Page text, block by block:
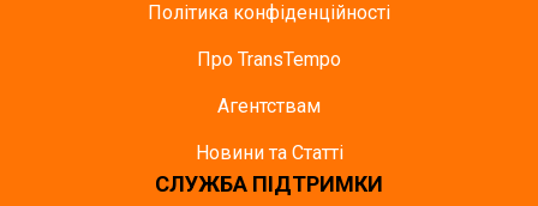
Політика конфіденційності
Про TransTempo
Агентствам
Новини та Статті
СЛУЖБА ПІДТРИМКИ